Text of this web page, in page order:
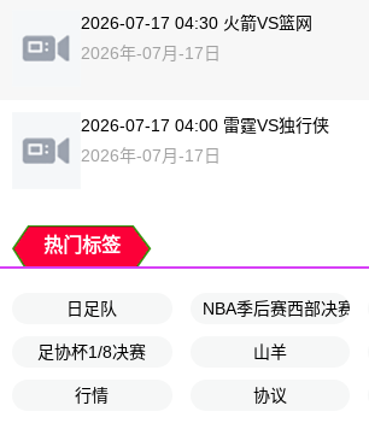
2026-07-17 04:30 火箭VS篮网
2026年-07月-17日
2026-07-17 04:00 雷霆VS独行侠
2026年-07月-17日
热门标签
日足队 NBA季后赛西部决赛G4
足协杯1/8决赛 山羊
行情 协议